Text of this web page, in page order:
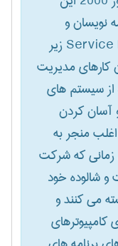
نویسان و
کاربران قرار گرفته که به Service Directory زیر
کارهای مدیریت
از سیستم های
آسان کردن
منجر به
زمانی که شرکت
و شالوده خود
می کنند و
کامپیوترهای